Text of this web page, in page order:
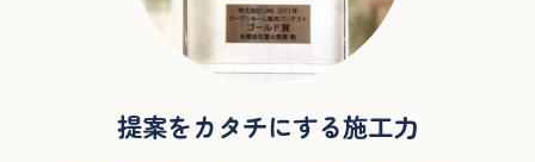
提案をカタチにする施工力